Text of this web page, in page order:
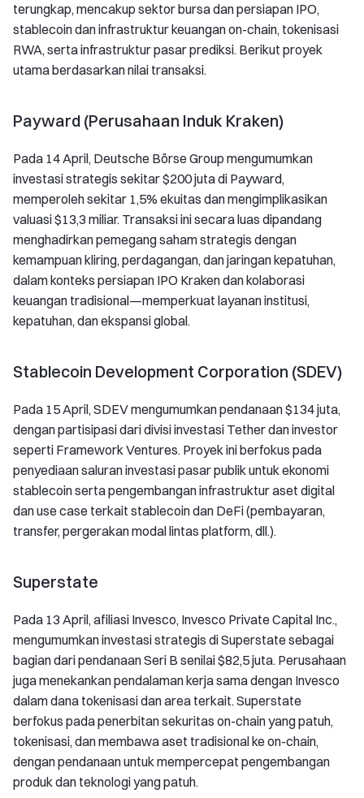
terungkap, mencakup sektor bursa dan persiapan IPO,
stablecoin dan infrastruktur keuangan on-chain, tokenisasi
RWA, serta infrastruktur pasar prediksi. Berikut proyek
utama berdasarkan nilai transaksi.
Payward (Perusahaan Induk Kraken)
Pada 14 April, Deutsche Börse Group mengumumkan
investasi strategis sekitar $200 juta di Payward,
memperoleh sekitar 1,5% ekuitas dan mengimplikasikan
valuasi $13,3 miliar. Transaksi ini secara luas dipandang
menghadirkan pemegang saham strategis dengan
kemampuan kliring, perdagangan, dan jaringan kepatuhan,
dalam konteks persiapan IPO Kraken dan kolaborasi
keuangan tradisional—memperkuat layanan institusi,
kepatuhan, dan ekspansi global.
Stablecoin Development Corporation (SDEV)
Pada 15 April, SDEV mengumumkan pendanaan $134 juta,
dengan partisipasi dari divisi investasi Tether dan investor
seperti Framework Ventures. Proyek ini berfokus pada
penyediaan saluran investasi pasar publik untuk ekonomi
stablecoin serta pengembangan infrastruktur aset digital
dan use case terkait stablecoin dan DeFi (pembayaran,
transfer, pergerakan modal lintas platform, dll.).
Superstate
Pada 13 April, afiliasi Invesco, Invesco Private Capital Inc.,
mengumumkan investasi strategis di Superstate sebagai
bagian dari pendanaan Seri B senilai $82,5 juta. Perusahaan
juga menekankan pendalaman kerja sama dengan Invesco
dalam dana tokenisasi dan area terkait. Superstate
berfokus pada penerbitan sekuritas on-chain yang patuh,
tokenisasi, dan membawa aset tradisional ke on-chain,
dengan pendanaan untuk mempercepat pengembangan
produk dan teknologi yang patuh.